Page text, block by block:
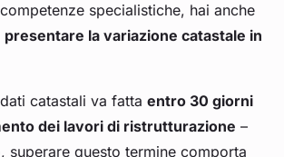
specialistiche, hai anche
presentare la variazione catastale in
catastali va fattaentro 30 giorni
dei lavori di ristrutturazione –
superare questo termine comporta